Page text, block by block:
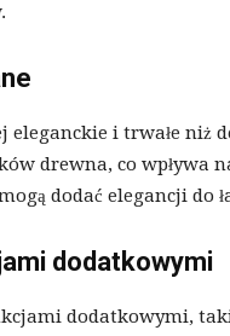
eleganckie i trwałe niż
drewna, co wpływa
dodać elegancji do
dodatkowymi
dodatkowymi,